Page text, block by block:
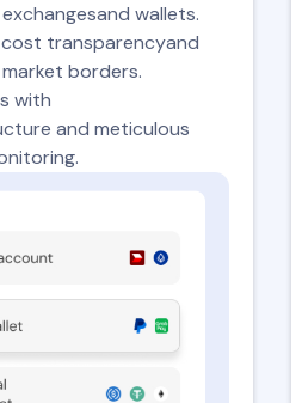
wallets.
cost transparencyand
borders.
with
and meticulous